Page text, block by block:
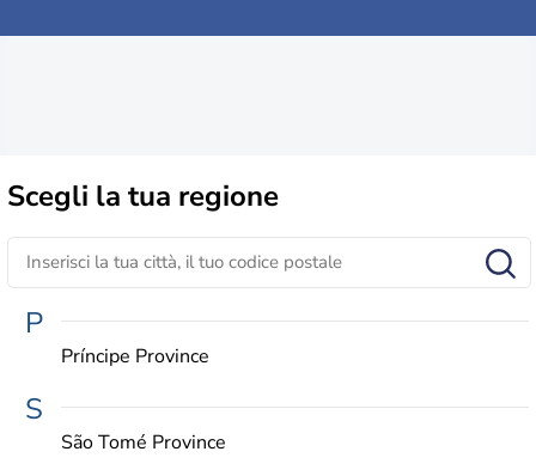
Scegli la tua regione
P
Príncipe Province
S
São Tomé Province